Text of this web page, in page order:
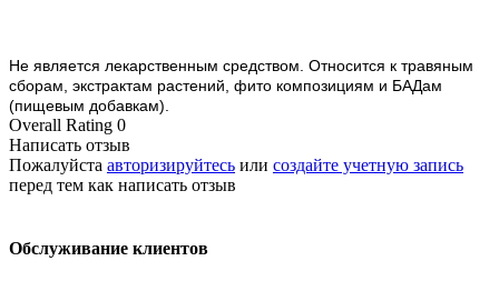
Не является лекарственным средством. Относится к травяным
сборам, экстрактам растений, фито композициям и БАДам
(пищевым добавкам).
Overall Rating 0
Написать отзыв
Пожалуйста авторизируйтесь или создайте учетную запись
перед тем как написать отзыв
Обслуживание клиентов